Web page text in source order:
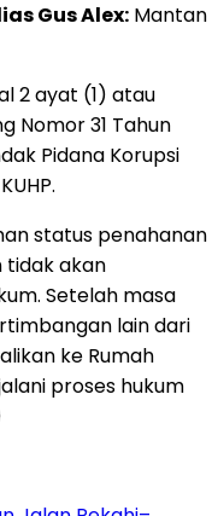
Gus Alex: Mantan
2 ayat (1) atau
Nomor 31 Tahun
Pidana Korupsi
status penahanan
tidak akan
Setelah masa
lain dari
ke Rumah
proses hukum